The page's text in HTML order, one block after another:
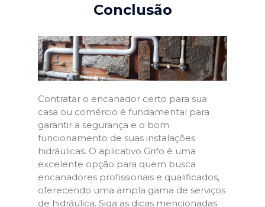
Conclusão
Contratar o encanador certo para sua
casa ou comércio é fundamental para
garantir a segurança e o bom
funcionamento de suas instalações
hidráulicas. O aplicativo Grifo é uma
excelente opção para quem busca
encanadores profissionais e qualificados,
oferecendo uma ampla gama de serviços
de hidráulica. Siga as dicas mencionadas